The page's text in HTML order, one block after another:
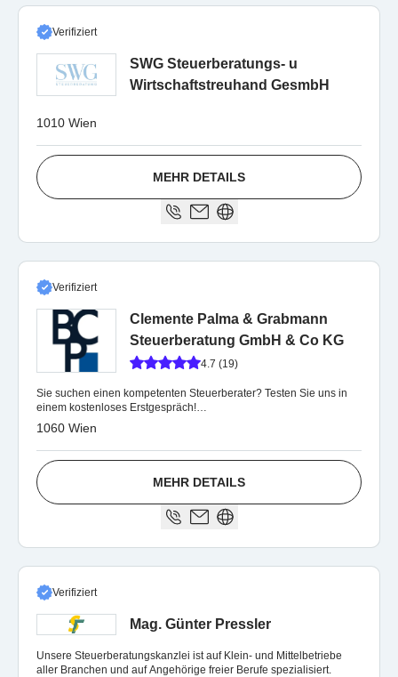
Verifiziert
SWG Steuerberatungs- u
Wirtschaftstreuhand GesmbH
1010 Wien
MEHR DETAILS
Verifiziert
Clemente Palma & Grabmann
Steuerberatung GmbH & Co KG
4.7 (19)
Sie suchen einen kompetenten Steuerberater? Testen Sie uns in
einem kostenloses Erstgespräch!
https://www.grabmann.at/steuerberaterwechsel
1060 Wien
MEHR DETAILS
Verifiziert
Mag. Günter Pressler
Unsere Steuerberatungskanzlei ist auf Klein- und Mittelbetriebe
aller Branchen und auf Angehörige freier Berufe spezialisiert.